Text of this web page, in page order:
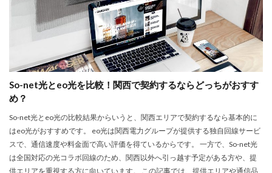
So-net光とeo光を比較！関西で契約するならどっちがおすす
め？
So-net光とeo光の比較結果からいうと、関西エリアで契約するなら基本的に
はeo光がおすすめです。 eo光は関西電力グループが提供する独自回線サービ
スで、通信速度や料金面で高い評価を得ているからです。 一方で、So-net光
は全国対応の光コラボ回線のため、関西以外へ引っ越す予定がある方や、提
供エリアを重視する方に向いています。 この記事では、提供エリアや通信品